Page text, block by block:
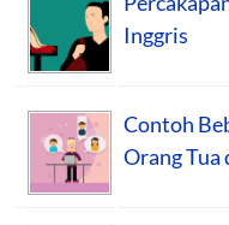
Inggris
Contoh
Orang Tua